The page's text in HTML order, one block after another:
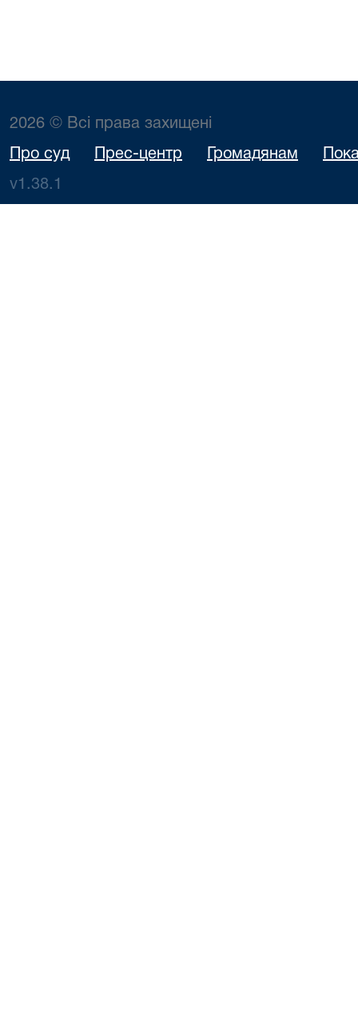
2026 © Всі права захищені
Про суд Прес-центр Громадянам
v1.38.1